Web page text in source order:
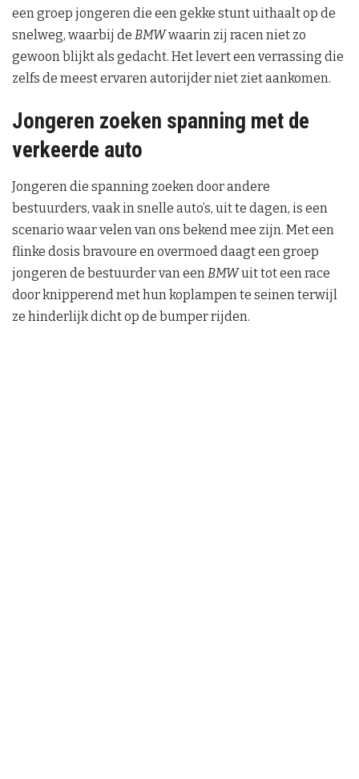
een groep jongeren die een gekke stunt uithaalt op de
snelweg, waarbij de BMWwaarin zij racen niet zo
gewoon blijkt als gedacht. Het levert een verrassing die
zelfs de meest ervaren autorijder niet ziet aankomen.
Jongeren zoeken spanning met de
verkeerde auto
Jongeren die spanning zoeken door andere
bestuurders, vaak in snelle auto’s, uit te dagen, is een
scenario waar velen van ons bekend mee zijn. Met een
flinke dosis bravoure en overmoed daagt een groep
jongeren de bestuurder van eenBMWuit tot een race
door knipperend met hun koplampen te seinen terwijl
ze hinderlijk dicht op de bumper rijden.